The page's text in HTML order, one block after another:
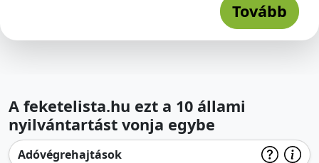
Tovább
A feketelista.hu ezt a 10 állami
nyilvántartást vonja egybe
Adóvégrehajtások